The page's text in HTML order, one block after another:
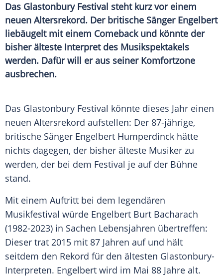
Das Glastonbury Festival steht kurz vor einem
neuen Altersrekord. Der britische Sänger Engelbert
liebäugelt mit einem Comeback und könnte der
bisher älteste Interpret des Musikspektakels
werden. Dafür will er aus seiner Komfortzone
ausbrechen.
Das Glastonbury Festival könnte dieses Jahr einen
neuen Altersrekord aufstellen: Der 87-jährige,
britische Sänger Engelbert Humperdinck hätte
nichts dagegen, der bisher älteste Musiker zu
werden, der bei dem Festival je auf der Bühne
stand.
Mit einem Auftritt bei dem legendären
Musikfestival würde Engelbert Burt Bacharach
(1982-2023) in Sachen Lebensjahren übertreffen:
Dieser trat 2015 mit 87 Jahren auf und hält
seitdem den Rekord für den ältesten Glastonbury-
Interpreten. Engelbert wird im Mai 88 Jahre alt.